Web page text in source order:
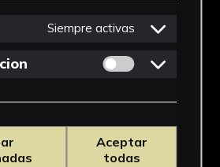
Siempre activas
Permitir cookies
Aceptar
todas